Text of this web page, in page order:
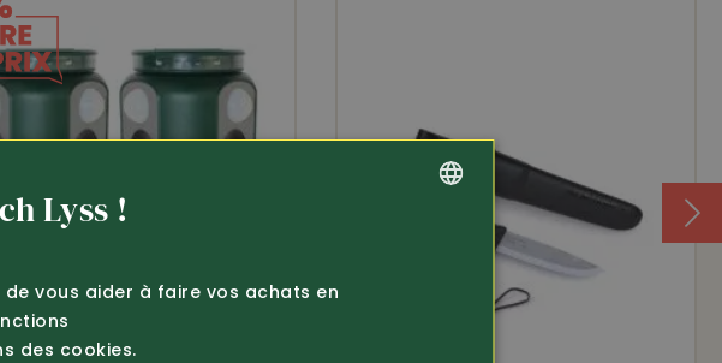
Lyss !
vous aider à faire vos achats en
des cookies.